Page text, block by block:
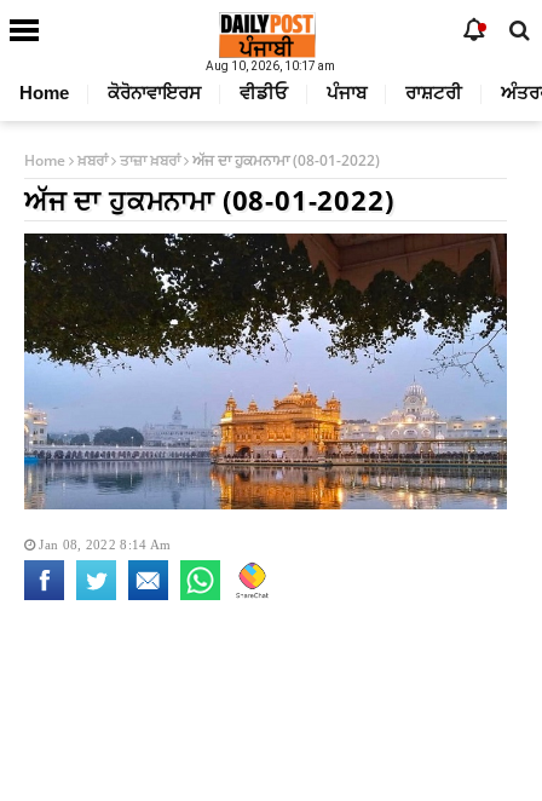
Aug 10, 2026, 10:17 am
Home ਕੋਰੋਨਾਵਾਇਰਸ ਵੀਡੀਓ ਪੰਜਾਬ ਰਾਸ਼ਟਰੀ
Home ਖ਼ਬਰਾਂ ਤਾਜ਼ਾ ਖ਼ਬਰਾਂ ਅੱਜ ਦਾ ਹੁਕਮਨਾਮਾ (08-01-2022)
ਅੱਜ ਦਾ ਹੁਕਮਨਾਮਾ (08-01-2022)
Jan 08, 2022 8:14 Am